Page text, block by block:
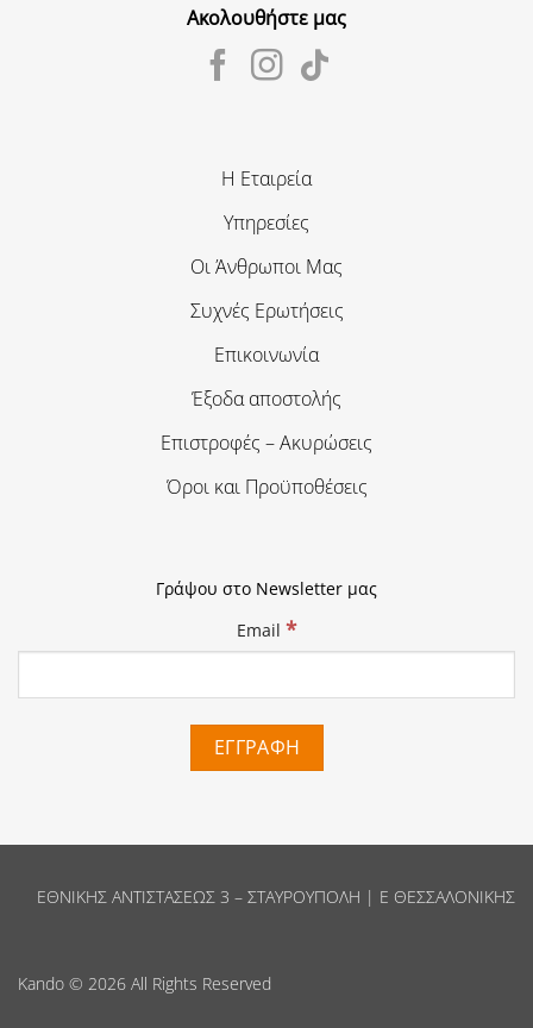
Ακολουθήστε μας
Η Εταιρεία
Υπηρεσίες
Οι Άνθρωποι Μας
Συχνές Ερωτήσεις
Επικοινωνία
Έξοδα αποστολής
Επιστροφές – Ακυρώσεις
Όροι και Προϋποθέσεις
Γράψου στο Newsletter μας
Email *
ΕΘΝΙΚΗΣ ΑΝΤΙΣΤΑΣΕΩΣ 3 – ΣΤΑΥΡΟΥΠΟΛΗ | Ε ΘΕΣΣΑΛΟΝΙΚΗΣ
Kando © 2026 All Rights Reserved